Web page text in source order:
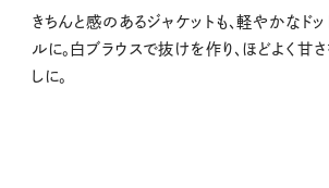
きちんと感のあるジャケットも、軽やかなド
ルに。白ブラウスで抜けを作り、ほどよく甘
しに。